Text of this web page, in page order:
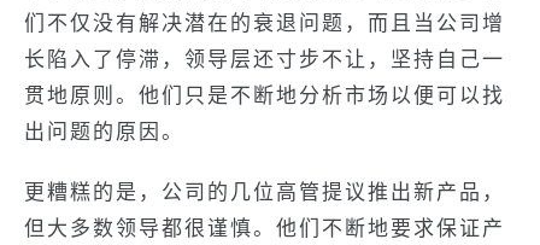
们不仅没有解决潜在的衰退问题，而且当公司增
长陷入了停滞，领导层还寸步不让，坚持自己一
贯地原则。他们只是不断地分析市场以便可以找
出问题的原因。
更糟糕的是，公司的几位高管提议推出新产品，
但大多数领导都很谨慎。他们不断地要求保证产